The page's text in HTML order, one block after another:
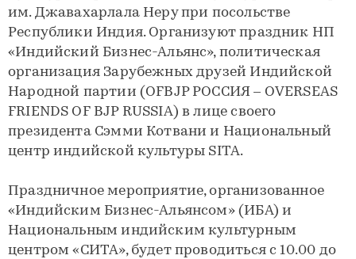
им. Джавахарлала Неру при посольстве
Республики Индия. Организуют праздник НП
«Индийский Бизнес-Альянс», политическая
организация Зарубежных друзей Индийской
Народной партии (OFBJP РОССИЯ – OVERSEAS
FRIENDS OF BJP RUSSIA) в лице своего
президента Сэмми Котвани и Национальный
центр индийской культуры SITA.
Праздничное мероприятие, организованное
«Индийским Бизнес-Альянсом» (ИБА) и
Национальным индийским культурным
центром «СИТА», будет проводиться с 10.00 до